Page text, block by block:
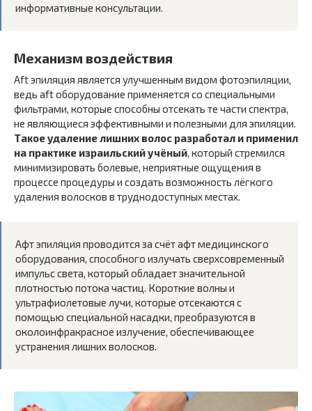
информативные консультации.
Механизм воздействия
Aft эпиляция является улучшенным видом фотоэпиляции,
ведь aft оборудование применяется со специальными
фильтрами, которые способны отсекать те части спектра,
не являющиеся эффективными и полезными для эпиляции.
Такое удаление лишних волос разработал и применил
на практике израильский учёный , который стремился
минимизировать болевые, неприятные ощущения в
процессе процедуры и создать возможность лёгкого
удаления волосков в труднодоступных местах.
Афт эпиляция проводится за счёт афт медицинского
оборудования, способного излучать сверхсовременный
импульс света, который обладает значительной
плотностью потока частиц. Короткие волны и
ультрафиолетовые лучи, которые отсекаются с
помощью специальной насадки, преобразуются в
околоинфракрасное излучение, обеспечивающее
устранения лишних волосков.